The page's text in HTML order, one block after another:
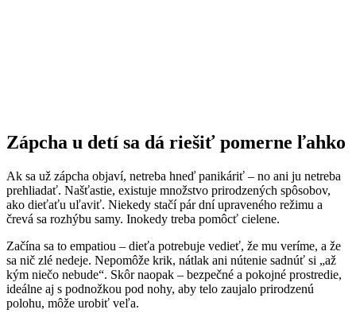
Zápcha u detí sa dá riešiť pomerne ľahko
Ak sa už zápcha objaví, netreba hneď panikáriť – no ani ju netreba
prehliadať. Našťastie, existuje množstvo prirodzených spôsobov,
ako dieťaťu uľaviť. Niekedy stačí pár dní upraveného režimu a
črevá sa rozhýbu samy. Inokedy treba pomôcť cielene.
Začína sa to empatiou – dieťa potrebuje vedieť, že mu veríme, a že
sa nič zlé nedeje. Nepomôže krik, nátlak ani nútenie sadnúť si „až
kým niečo nebude“. Skôr naopak – bezpečné a pokojné prostredie,
ideálne aj s podnožkou pod nohy, aby telo zaujalo prirodzenú
polohu, môže urobiť veľa.